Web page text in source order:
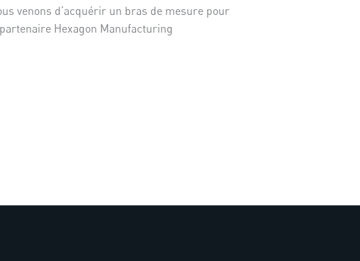
venons d’acquérir un bras de mesure pour
Hexagon Manufacturing